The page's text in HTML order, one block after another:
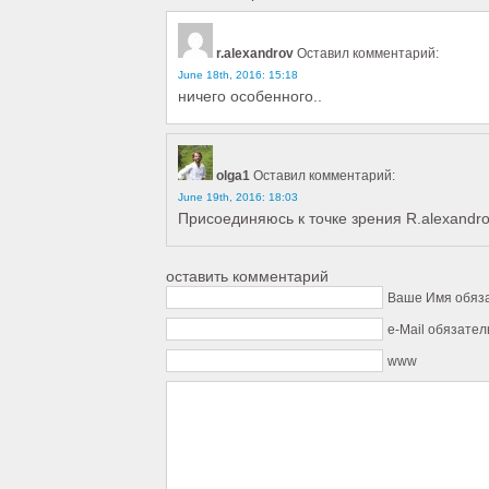
r.alexandrov Оставил комментарий:
June 18th, 2016: 15:18
ничего особенного..
olga1 Оставил комментарий:
June 19th, 2016: 18:03
Присоединяюсь к точке зрения
оставить комментарий
Ваше Имя
e-Mail
www